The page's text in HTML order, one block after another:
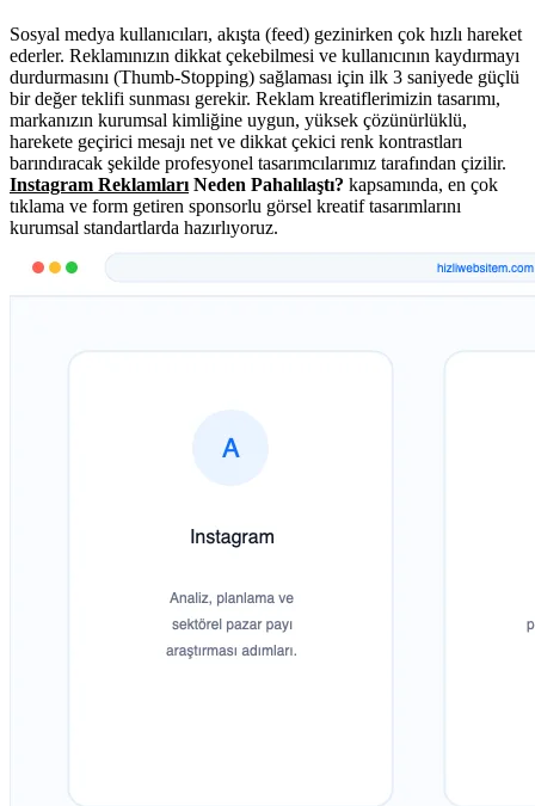
Sosyal medya kullanıcıları, akışta (feed) gezinirken çok hızlı hareket
ederler. Reklamınızın dikkat çekebilmesi ve kullanıcının kaydırmayı
durdurmasını (Thumb-Stopping) sağlaması için ilk 3 saniyede güçlü
bir değer teklifi sunması gerekir. Reklam kreatiflerimizin tasarımı,
markanızın kurumsal kimliğine uygun, yüksek çözünürlüklü,
harekete geçirici mesajı net ve dikkat çekici renk kontrastları
barındıracak şekilde profesyonel tasarımcılarımız tarafından çizilir.
Instagram Reklamları Neden Pahalılaştı? kapsamında, en çok
tıklama ve form getiren sponsorlu görsel kreatif tasarımlarını
kurumsal standartlarda hazırlıyoruz.